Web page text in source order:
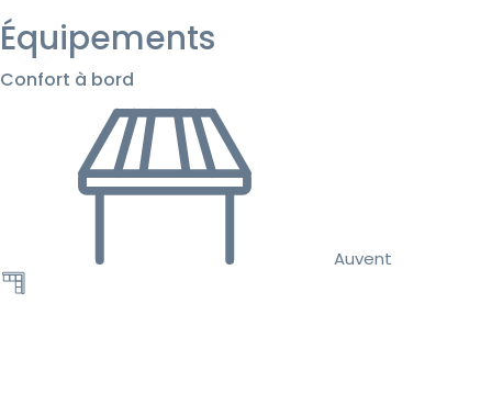
Équipements
Confort à bord
Auvent